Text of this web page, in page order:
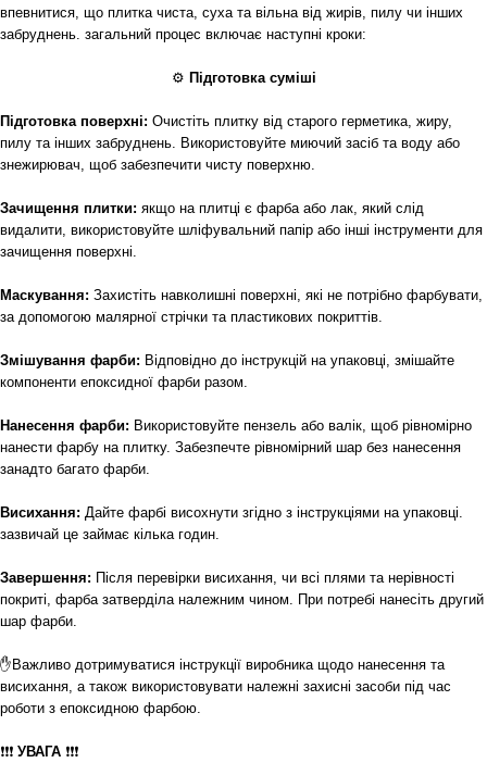
впевнитися, що плитка чиста, суха та вільна від жирів, пилу чи інших
забруднень. загальний процес включає наступні кроки:
⚙ Підготовка суміші
Підготовка поверхні: Очистіть плитку від старого герметика, жиру,
пилу та інших забруднень. Використовуйте миючий засіб та воду або
знежирювач, щоб забезпечити чисту поверхню.
Зачищення плитки: якщо на плитці є фарба або лак, який слід
видалити, використовуйте шліфувальний папір або інші інструменти для
зачищення поверхні.
Маскування: Захистіть навколишні поверхні, які не потрібно фарбувати,
за допомогою малярної стрічки та пластикових покриттів.
Змішування фарби: Відповідно до інструкцій на упаковці, змішайте
компоненти епоксидної фарби разом.
Нанесення фарби: Використовуйте пензель або валік, щоб рівномірно
нанести фарбу на плитку. Забезпечте рівномірний шар без нанесення
занадто багато фарби.
Висихання: Дайте фарбі висохнути згідно з інструкціями на упаковці.
зазвичай це займає кілька годин.
Завершення: Після перевірки висихання, чи всі плями та нерівності
покриті, фарба затверділа належним чином. При потребі нанесіть другий
шар фарби.
✋Важливо дотримуватися інструкції виробника щодо нанесення та
висихання, а також використовувати належні захисні засоби під час
роботи з епоксидною фарбою.
❗❗❗ УВАГА ❗❗❗